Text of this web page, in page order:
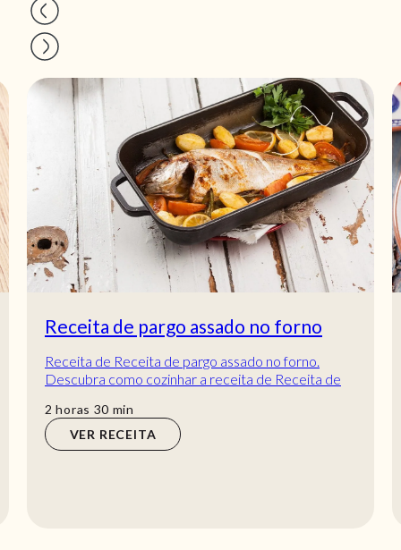
Receita de pargo assado no forno
Receita de Receita de pargo assado no forno.
Descubra como cozinhar a receita de Receita de
2 horas
horas 30 min
min
VER RECEITA